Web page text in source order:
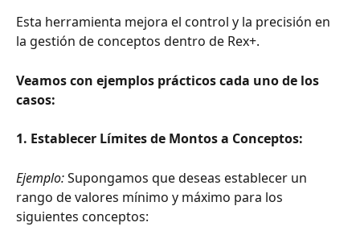
Esta herramienta mejora el control y la precisión en
la gestión de conceptos dentro de Rex+.
Veamos con ejemplos prácticos cada uno de los
casos:
1. Establecer Límites de Montos a Conceptos:
Ejemplo: Supongamos que deseas establecer un
rango de valores mínimo y máximo para los
siguientes conceptos: